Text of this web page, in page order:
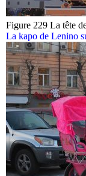
Figure 229 La tête
La kapo de Lenino